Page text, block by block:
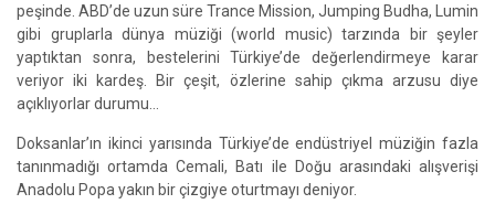
peşinde. ABD’de uzun süre Trance Mission, Jumping Budha, Lumin
gibi gruplarla dünya müziği (world music) tarzında bir şeyler
yaptıktan sonra, bestelerini Türkiye’de değerlendirmeye karar
veriyor iki kardeş. Bir çeşit, özlerine sahip çıkma arzusu diye
açıklıyorlar durumu…
Doksanlar’ın ikinci yarısında Türkiye’de endüstriyel müziğin fazla
tanınmadığı ortamda Cemali, Batı ile Doğu arasındaki alışverişi
Anadolu Popa yakın bir çizgiye oturtmayı deniyor.